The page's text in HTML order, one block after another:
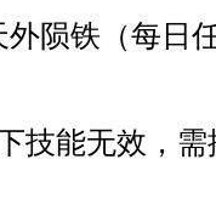
陨铁（每日
技能无效，